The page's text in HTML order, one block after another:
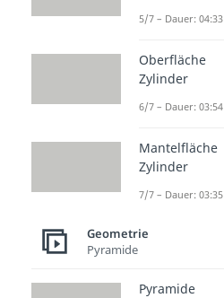
5/7 – Dauer: 04:33
Oberfläche
Zylinder
6/7 – Dauer: 03:54
Mantelfläche
Zylinder
7/7 – Dauer: 03:35
Geometrie
Pyramide
Pyramide